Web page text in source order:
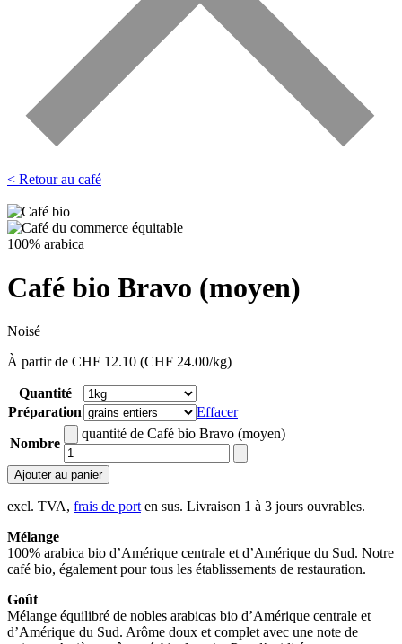
< Retour au café
100% arabica
Café bio Bravo (moyen)
Noisé
À partir de CHF 12.10 (CHF 24.00/kg)
Quantité
Préparation
Effacer
Nombre
quantité de Café bio Bravo (moyen)
Ajouter au panier
excl. TVA, frais de port en sus. Livraison 1 à 3 jours ouvrables.
Mélange
100% arabica bio d’Amérique centrale et d’Amérique du Sud. Notre
café bio, également pour tous les établissements de restauration.
Goût
Mélange équilibré de nobles arabicas bio d’Amérique centrale et
d’Amérique du Sud. Arôme doux et complet avec une note de